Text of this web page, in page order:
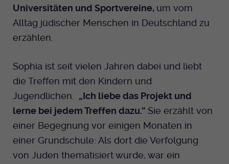
Universitäten und Sportvereine, um vom
Alltag jüdischer Menschen in Deutschland zu
erzählen.
Sophia ist seit vielen Jahren dabei und liebt
die Treffen mit den Kindern und
Jugendlichen.
„Ich liebe das Projekt und
lerne bei jedem Treffen dazu.“ Sie erzählt von
einer Begegnung vor einigen Monaten in
einer Grundschule: Als dort die Verfolgung
von Juden thematisiert wurde, war ein